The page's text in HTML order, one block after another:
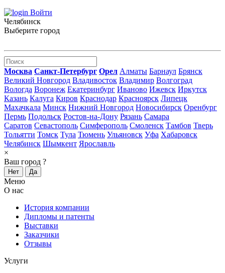
Войти
Челябинск
Выберите город
Москва Санкт-Петербург Орел Алматы Барнаул Брянск
Великий Новгород Владивосток Владимир Волгоград
Вологда Воронеж Екатеринбург Иваново Ижевск Иркутск
Казань Калуга Киров Краснодар Красноярск Липецк
Махачкала Минск Нижний Новгород Новосибирск Оренбург
Пермь Подольск Ростов-на-Дону Рязань Самара
Саратов Севастополь Симферополь Смоленск Тамбов Тверь
Тольятти Томск Тула Тюмень Ульяновск Уфа Хабаровск
Челябинск Шымкент Ярославль
×
Ваш город ?
Нет Да
Меню
О нас
История компании
Дипломы и патенты
Выставки
Заказчики
Отзывы
Услуги